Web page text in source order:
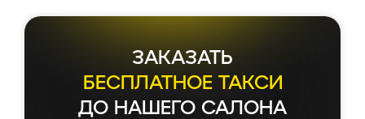
ЗАКАЗАТЬ
БЕСПЛАТНОЕ ТАКСИ
ДО НАШЕГО САЛОНА